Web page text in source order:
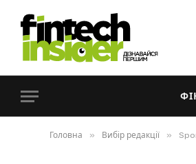
Головна » Вибір редакції »